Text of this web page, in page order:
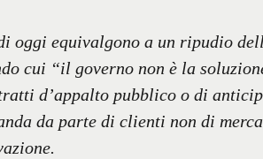
oggi equivalgono a un ripudio
cui “il governo non è la
d’appalto pubblico o di
da parte di clienti non di